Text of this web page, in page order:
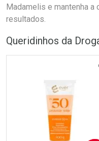
Madamelis e mantenha a
resultados.
Queridinhos da